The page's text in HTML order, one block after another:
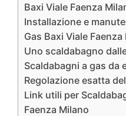
Baxi Viale Faenza
Installazione e
Gas Baxi Viale Faenza
Uno scaldabagno
Scaldabagni a gas da
Regolazione esatta
Link utili per
Faenza Milano